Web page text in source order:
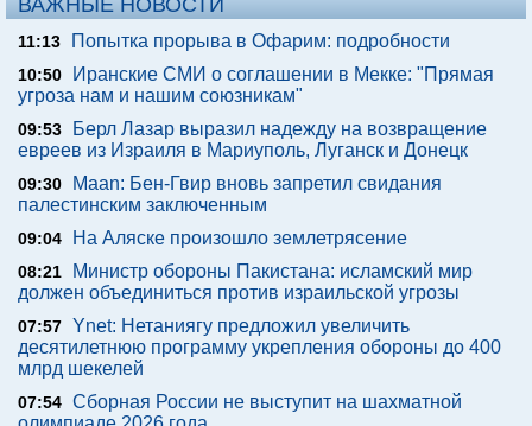
11:13 Попытка прорыва в Офарим: подробности
10:50
Иранские СМИ о соглашении в Мекке: "Прямая
угроза нам и нашим союзникам"
09:53
Берл Лазар выразил надежду на возвращение
евреев из Израиля в Мариуполь, Луганск и Донецк
09:30
Maan: Бен-Гвир вновь запретил свидания
палестинским заключенным
09:04 На Аляске произошло землетрясение
08:21
Министр обороны Пакистана: исламский мир
должен объединиться против израильской угрозы
07:57 Ynet: Нетаниягу предложил увеличить
десятилетнюю программу укрепления обороны до 400
млрд шекелей
07:54 Сборная России не выступит на шахматной